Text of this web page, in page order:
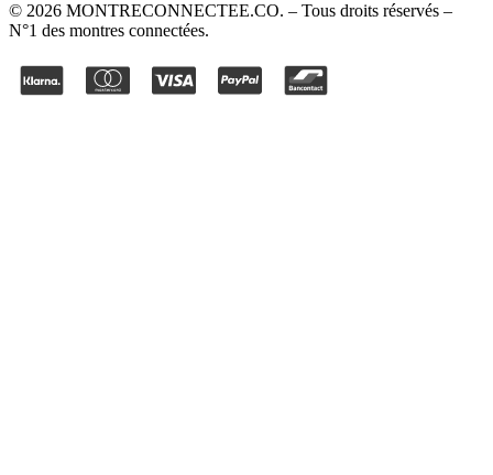
© 2026 MONTRECONNECTEE.CO. – Tous droits réservés –
N°1 des montres connectées.